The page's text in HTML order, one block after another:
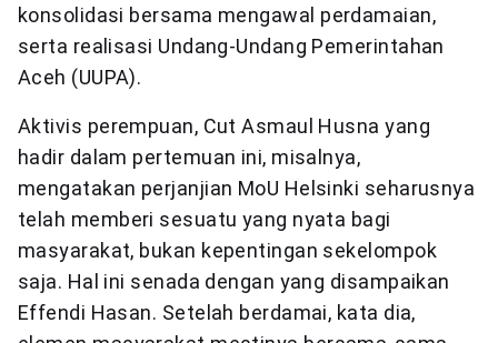
konsolidasi bersama mengawal perdamaian,
serta realisasi Undang-Undang Pemerintahan
Aceh (UUPA).
Aktivis perempuan, Cut Asmaul Husna yang
hadir dalam pertemuan ini, misalnya,
mengatakan perjanjian MoU Helsinki seharusnya
telah memberi sesuatu yang nyata bagi
masyarakat, bukan kepentingan sekelompok
saja. Hal ini senada dengan yang disampaikan
Effendi Hasan. Setelah berdamai, kata dia,